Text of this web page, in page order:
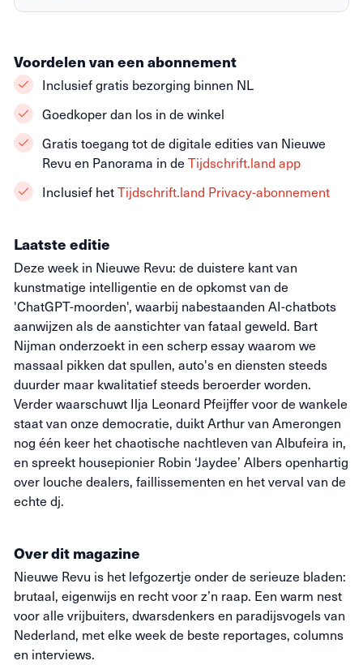
Laatste editie
Deze week in Nieuwe Revu: de duistere kant van
kunstmatige intelligentie en de opkomst van de
'ChatGPT-moorden', waarbij nabestaanden AI-chatbots
aanwijzen als de aanstichter van fataal geweld. Bart
Nijman onderzoekt in een scherp essay waarom we
massaal pikken dat spullen, auto's en diensten steeds
duurder maar kwalitatief steeds beroerder worden.
Verder waarschuwt Ilja Leonard Pfeijffer voor de wankele
staat van onze democratie, duikt Arthur van Amerongen
nog één keer het chaotische nachtleven van Albufeira in,
en spreekt housepionier Robin ‘Jaydee’ Albers openhartig
over louche dealers, faillissementen en het verval van de
echte dj.
Over dit magazine
Nieuwe Revu is het lefgozertje onder de serieuze bladen:
brutaal, eigenwijs en recht voor z’n raap. Een warm nest
voor alle vrijbuiters, dwarsdenkers en paradijsvogels van
Nederland, met elke week de beste reportages, columns
en interviews.
Voordelen van een abonnement
Inclusief gratis bezorging binnen NL
Goedkoper dan los in de winkel
Gratis toegang tot de digitale edities van Nieuwe
Revu en Panorama in de Tijdschrift.land app
Inclusief hetTijdschrift.land Privacy-abonnement